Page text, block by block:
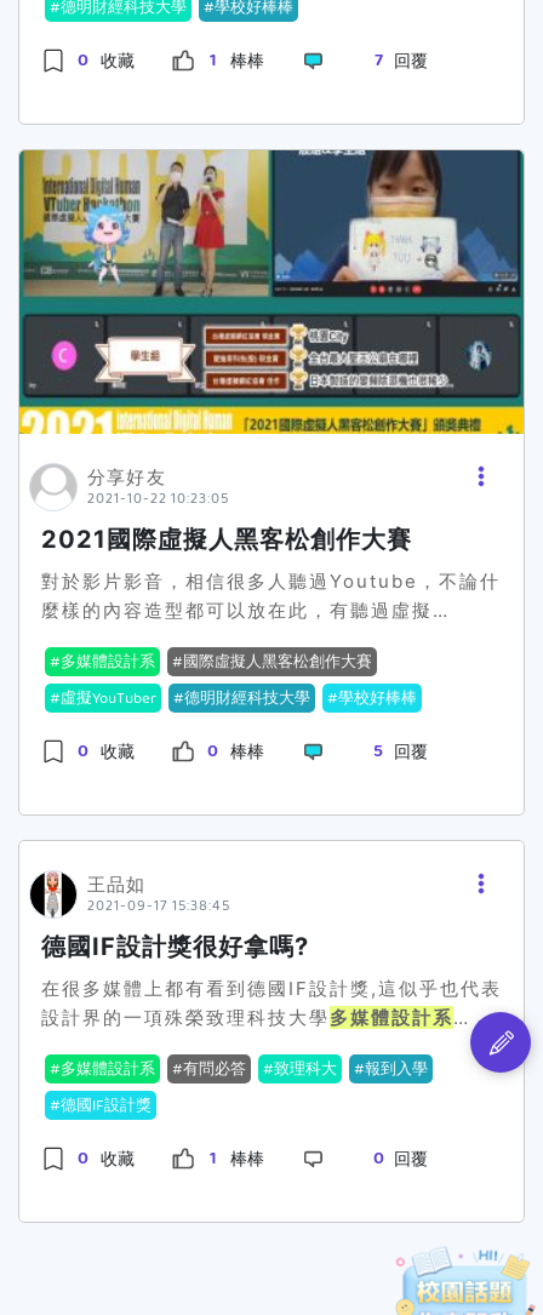
形象而獲得亞軍;獲得季軍的是以台灣國鳥「台灣藍
色與我們的國旗相呼應。還有其他的作品也可到下
結
德明財經科技大學
學校好棒棒
0 收藏 1 棒棒 7 回覆
分享好友
2021-10-22 10:23:05
2021國際虛擬人黑客松創作大賽
對於影片影音，相信很多人聽過Youtube，不論什
麼樣的內容造型都可以放在此，有聽過虛擬
以「虛擬角色」為主角的創作影片，不論2D、
3D，不管是人物、動物或其他角色，都可以當作
參加了資策會110年7月2日所舉辦「2021國際虛
王公廟在哪裡」奪得學生組亞軍。這部是組員同學
嘔心瀝血之作，可以去看看他們的成果~~得獎名
單連
結:https:www.iii.org.twPressNewsDtl.aspx?
nsp_sqno=2367&fm_sqno=14德明財經科技大
學多媒體設計系 連
結:http:www.md.takming.edu.tw德明財經科
技大學連
結
多媒體設計系
國際虛擬人黑客松創作大賽
虛擬YouTuber
德明財經科技大學 學校好棒棒
0 收藏 0 棒棒 5 回覆
王品如
2021-09-17 15:38:45
德國IF設計獎很好拿嗎?
在很多媒體上都有看到德國IF設計獎,這似乎也代表
設計界的一項殊榮致理科技大學多媒體設計系
2021年一次拿到五項德國IF設計獎這系所老師跟
同學會不會太強了
https:mm100.chihlee.edu.twp406-1038-
多媒體設計系 有問必答 致理科大
報到入學
德國IF設計獎
0 收藏 1 棒棒 0 回覆